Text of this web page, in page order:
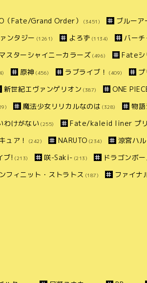
（Fate/Grand Order） (3451) ブルーア
ンタジー (1261) よろず (1134) バー
スターシャイニーカラーズ (496) Fateシ
原神 (456) ラブライブ！ (409) プ
新世紀エヴァンゲリオン (387) ONE
魔法少女リリカルなのは (328) 物
わけがない (255) Fate/kaleid liner プ
ュア！ (242) NARUTO (234) 涼宮ハ
ブ! (213) 咲-Saki- (213) ドラゴンボ
フィニット・ストラトス (187) ファイナ